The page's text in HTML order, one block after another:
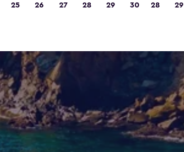
25 26 27 28 29 30 28 29